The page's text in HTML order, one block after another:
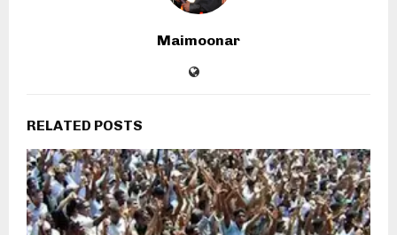
Maimoonar
RELATED POSTS